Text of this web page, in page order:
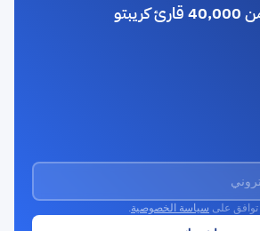
ستايبل
توافق على سياسة الخصوصية.